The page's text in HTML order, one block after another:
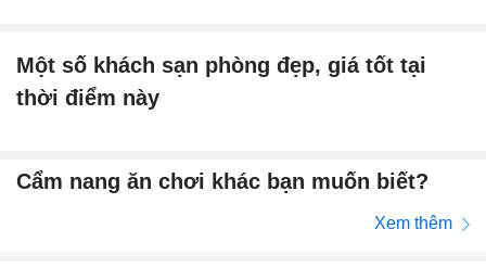
Một số khách sạn phòng đẹp, giá tốt tại
thời điểm này
Cẩm nang ăn chơi khác bạn muốn biết?
Xem thêm